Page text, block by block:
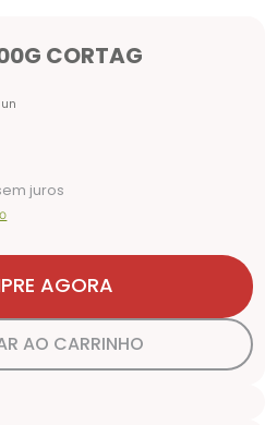
CORTAG
un
juros
AGORA
AO CARRINHO